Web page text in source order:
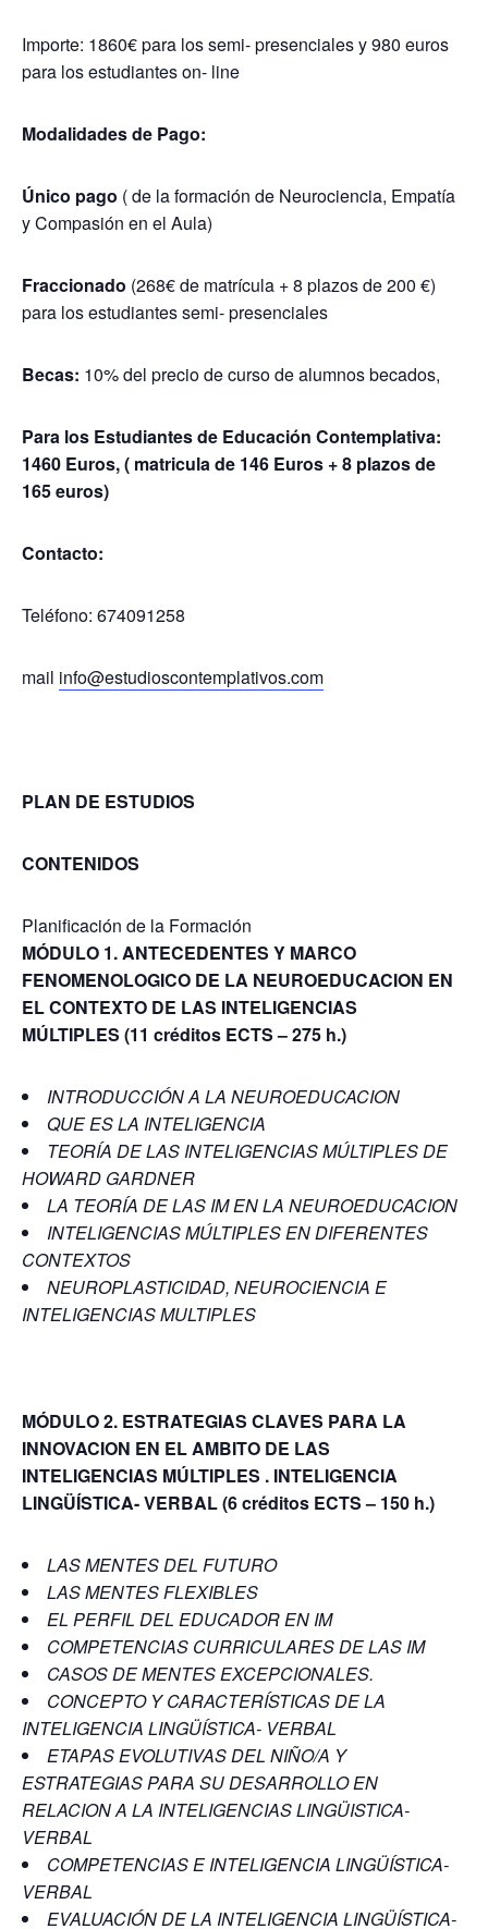
Importe: 1860€ para los semi- presenciales y 980 euros
para los estudiantes on- line
Modalidades de Pago:
Único pago ( de la formación de Neurociencia, Empatía
y Compasión en el Aula)
Fraccionado (268€ de matrícula + 8 plazos de 200 €)
para los estudiantes semi- presenciales
Becas: 10% del precio de curso de alumnos becados,
Para los Estudiantes de Educación Contemplativa:
1460 Euros, ( matricula de 146 Euros + 8 plazos de
165 euros)
Contacto:
Teléfono: 674091258
mail info@estudioscontemplativos.com
PLAN DE ESTUDIOS
CONTENIDOS
Planificación de la Formación
MÓDULO 1. ANTECEDENTES Y MARCO
FENOMENOLOGICO DE LA NEUROEDUCACION EN
EL CONTEXTO DE LAS INTELIGENCIAS
MÚLTIPLES (11 créditos ECTS – 275 h.)
INTRODUCCIÓN A LA NEUROEDUCACION
QUE ES LA INTELIGENCIA
TEORÍA DE LAS INTELIGENCIAS MÚLTIPLES DE
HOWARD GARDNER
LA TEORÍA DE LAS IM EN LA NEUROEDUCACION
INTELIGENCIAS MÚLTIPLES EN DIFERENTES
CONTEXTOS
NEUROPLASTICIDAD, NEUROCIENCIA E
INTELIGENCIAS MULTIPLES
MÓDULO 2. ESTRATEGIAS CLAVES PARA LA
INNOVACION EN EL AMBITO DE LAS
INTELIGENCIAS MÚLTIPLES . INTELIGENCIA
LINGÜÍSTICA- VERBAL(6 créditos ECTS – 150 h.)
LAS MENTES DEL FUTURO
LAS MENTES FLEXIBLES
EL PERFIL DEL EDUCADOR EN IM
COMPETENCIAS CURRICULARES DE LAS IM
CASOS DE MENTES EXCEPCIONALES.
CONCEPTO Y CARACTERÍSTICAS DE LA
INTELIGENCIA LINGÜÍSTICA- VERBAL
ETAPAS EVOLUTIVAS DEL NIÑO/A Y
ESTRATEGIAS PARA SU DESARROLLO EN
RELACION A LA INTELIGENCIAS LINGÜISTICA-
VERBAL
COMPETENCIAS E INTELIGENCIA LINGÜÍSTICA-
VERBAL
EVALUACIÓN DE LA INTELIGENCIA LINGÜÍSTICA-